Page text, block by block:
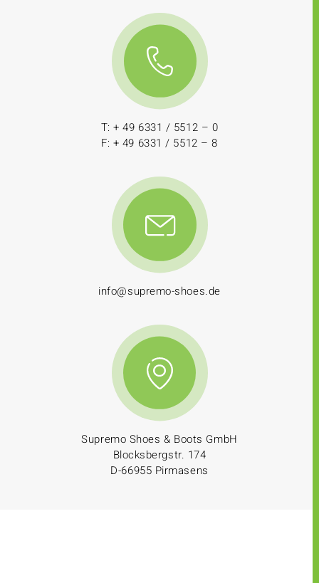
T: + 49 6331 / 5512 – 0
F: + 49 6331 / 5512 – 8
info@supremo-shoes.de
Supremo Shoes & Boots GmbH
Blocksbergstr. 174
D-66955 Pirmasens